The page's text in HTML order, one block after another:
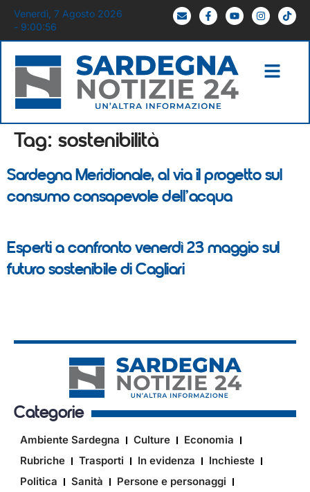
Venerdì, 7 Agosto 2026
- 9:00:56
Tag: sostenibilità
Sardegna Meridionale, al via il progetto sul
consumo consapevole dell’acqua
Esperti a confronto venerdì 23 maggio sul
futuro sostenibile di Cagliari
Categorie
Ambiente Sardegna Culture
Economia
Rubriche
Trasporti In evidenza
Inchieste
Politica
Sanità
Persone e personaggi